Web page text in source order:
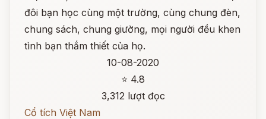
đôi bạn học cùng một trường, cùng chung đèn,
chung sách, chung giường, mọi người đều khen
tình bạn thắm thiết của họ.
10-08-2020
⭐ 4.8
3,312 lượt đọc
Cổ tích Việt Nam